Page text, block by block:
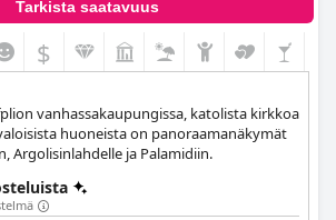
Tarkista saatavuus
$
vanhassakaupungissa, katolista kirkkoa
huoneista on panoraamanäkymät
Argolisinlahdelle ja Palamidiin.